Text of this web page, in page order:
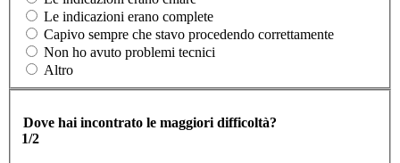
Le indicazioni erano complete
Capivo sempre che stavo procedendo correttamente
Non ho avuto problemi tecnici
Altro
Dove hai incontrato le maggiori difficoltà?
1/2